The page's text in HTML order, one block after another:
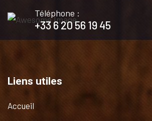
Téléphone :
+33 6 20 56 19 45
Liens utiles
Accueil